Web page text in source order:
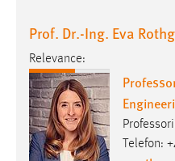
Telefon:
d. med. Versorgung u.
Forschungsgebiet(e):